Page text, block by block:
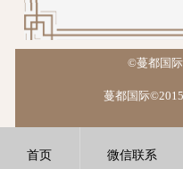
©蔓都国际
蔓都国际
首页 微信联系